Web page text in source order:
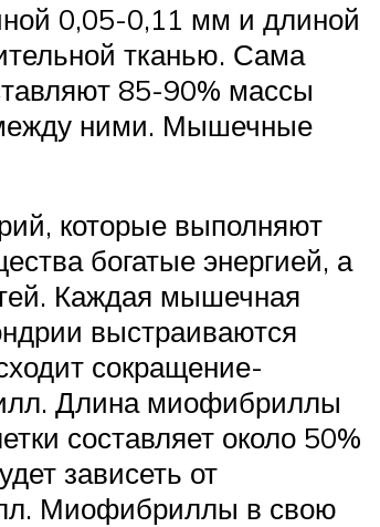
0,05-0,11 мм и длиной
тканью. Сама
85-90% массы
ними. Мышечные
которые выполняют
богатые энергией, а
Каждая мышечная
выстраиваются
сокращение-
Длина миофибриллы
составляет около 50%
зависеть от
Миофибриллы в свою